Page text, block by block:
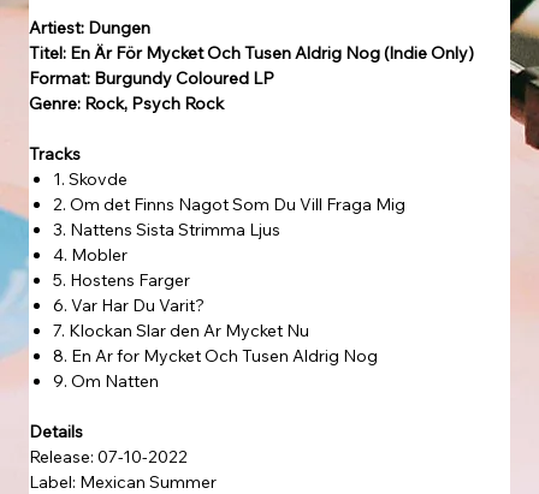
Artiest: Dungen
Titel: En Är För Mycket Och Tusen Aldrig Nog (Indie Only)
Format: Burgundy Coloured LP
Genre: Rock, Psych Rock
Tracks
1. Skovde
2. Om det Finns Nagot Som Du Vill Fraga Mig
3. Nattens Sista Strimma Ljus
4. Mobler
5. Hostens Farger
6. Var Har Du Varit?
7. Klockan Slar den Ar Mycket Nu
8. En Ar for Mycket Och Tusen Aldrig Nog
9. Om Natten
Details
Release: 07-10-2022
Label: Mexican Summer